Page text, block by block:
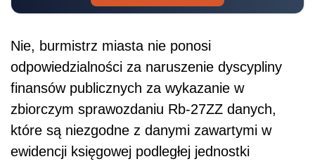
Nie, burmistrz miasta nie ponosi
odpowiedzialności za naruszenie dyscypliny
finansów publicznych za wykazanie w
zbiorczym sprawozdaniu Rb-27ZZ danych,
które są niezgodne z danymi zawartymi w
ewidencji księgowej podległej jednostki